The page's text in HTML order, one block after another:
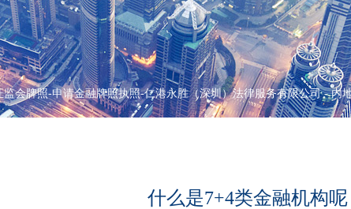
会牌照-申请金融牌照执照-仁港永胜（深圳）法律服务有限公司-内
什么是7+4类金融机构呢